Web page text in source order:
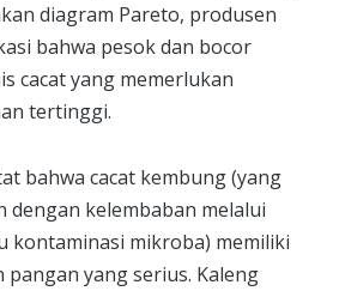
diagram Pareto, produsen
bahwa pesok dan bocor
cacat yang memerlukan
tertinggi.
bahwa cacat kembung (yang
kelembaban melalui
kontaminasi mikroba) memiliki
pangan yang serius. Kaleng